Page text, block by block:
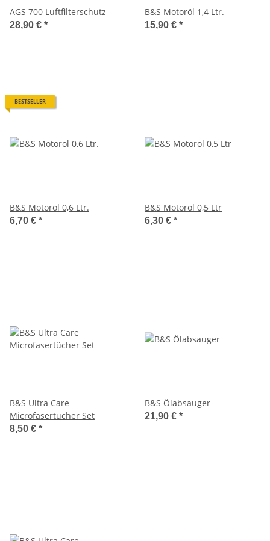
AGS 700 Luftfilterschutz
28,90 € *
B&S Motoröl 1,4 Ltr.
15,90 € *
BESTSELLER
B&S Motoröl 0,6 Ltr.
6,70 € *
B&S Motoröl 0,5 Ltr
6,30 € *
B&S Ultra Care
Microfasertücher Set
8,50 € *
B&S Ölabsauger
21,90 € *